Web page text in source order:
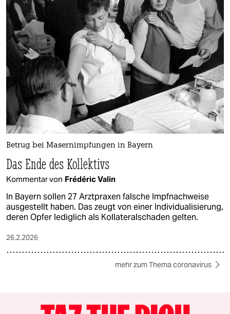
Betrug bei Masernimpfungen in Bayern
Das Ende des Kollektivs
Kommentar von Frédéric Valin
In Bayern sollen 27 Arztpraxen falsche Impfnachweise
ausgestellt haben. Das zeugt von einer Individualisierung,
deren Opfer lediglich als Kollateralschaden gelten.
26.2.2026
mehr zum Thema coronavirus